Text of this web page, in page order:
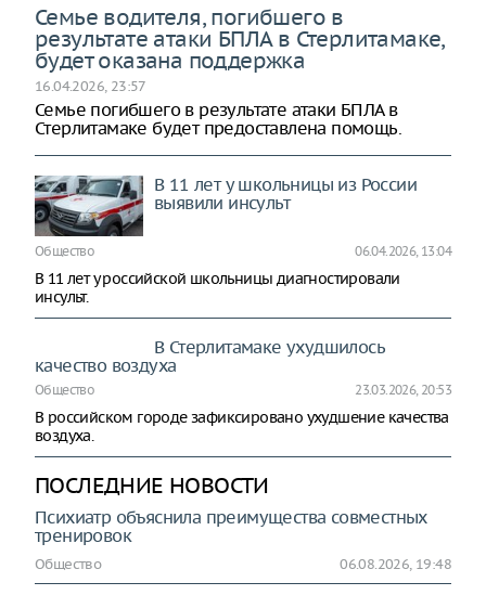
Семье водителя, погибшего в
результате атаки БПЛА в Стерлитамаке,
будет оказана поддержка
16.04.2026, 23:57
Семье погибшего в результате атаки БПЛА в
Стерлитамаке будет предоставлена помощь.
В 11 лет у школьницы из России
выявили инсульт
Общество 06.04.2026, 13:04
В 11 лет у российской школьницы диагностировали
инсульт.
В Стерлитамаке ухудшилось
качество воздуха
Общество 23.03.2026, 20:53
В российском городе зафиксировано ухудшение качества
воздуха.
ПОСЛЕДНИЕ НОВОСТИ
Психиатр объяснила преимущества совместных
тренировок
Общество 06.08.2026, 19:48